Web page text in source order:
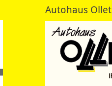
Autohaus Ollet